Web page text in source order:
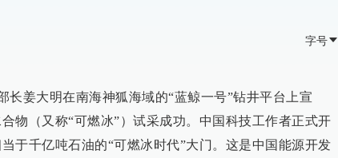
字号
长姜大明在南海神狐海域的“蓝鲸一号”钻井平台上宣
物（又称“可燃冰”）试采成功。中国科技工作者正式开
于千亿吨石油的“可燃冰时代”大门。这是中国能源开发